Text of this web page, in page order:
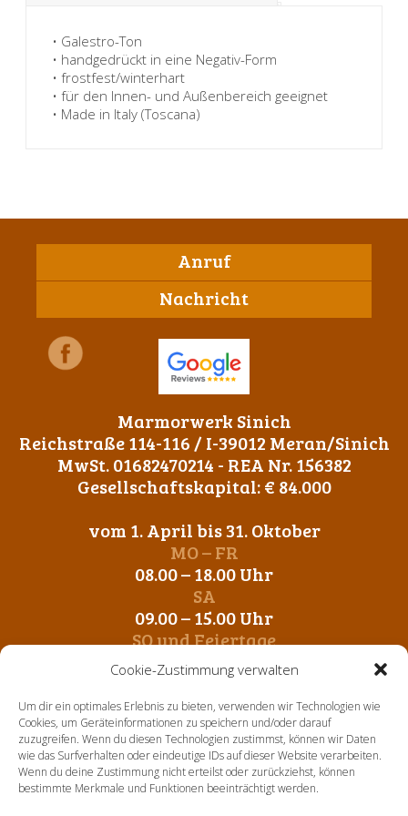
Cookie-Zustimmung verwalten
Um dir ein optimales Erlebnis zu bieten, verwenden wir Technologien wie
Cookies, um Geräteinformationen zu speichern und/oder darauf
zuzugreifen. Wenn du diesen Technologien zustimmst, können wir Daten
wie das Surfverhalten oder eindeutige IDs auf dieser Website verarbeiten.
Wenn du deine Zustimmung nicht erteilst oder zurückziehst, können
bestimmte Merkmale und Funktionen beeinträchtigt werden.
• Galestro-Ton
• handgedrückt in eine Negativ-Form
• frostfest/winterhart
• für den Innen- und Außenbereich geeignet
• Made in Italy (Toscana)
Anruf
Nachricht
Marmorwerk Sinich
Reichstraße 114-116 / I-39012 Meran/Sinich
MwSt. 01682470214 - REA Nr. 156382
Gesellschaftskapital: € 84.000
vom 1. April bis 31. Oktober
MO – FR
08.00 – 18.00 Uhr
SA
09.00 – 15.00 Uhr
SO und Feiertage
Geschlossen
vom 1. November bis 31. März
MO – FR
09.00 – 12.00 Uhr
14. 00 – 17.00 Uhr
SA-SO und Feiertage